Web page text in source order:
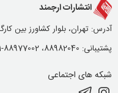
انتشارات ارجمند
آدرس: تهران، بلوار کشاورز بین کارگر و 16 آذر
پشتیبانی: 88982040، 88977002-021، 88982030-021، 88975190-021
شبکه های اجتماعی